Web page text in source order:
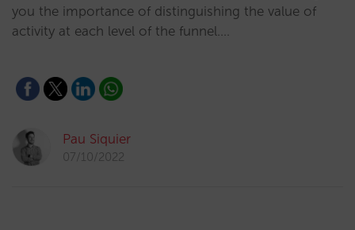
you the importance of distinguishing the value of
activity at each level of the funnel.…
Pau Siquier
07/10/2022